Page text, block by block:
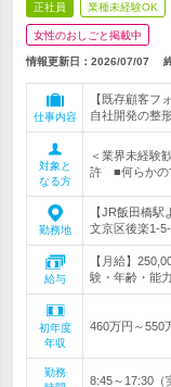
正社員 業種未経験OK
女性のおしごと掲載中
情報更新日：2026/07/07
仕事内容
【既存顧客フ
自社開発の整
対象と
なる方
＜業界未経験
許 ■何らかの
勤務地
【JR飯田橋
文京区後楽1-
給与
【月給】
験・年齢・能
初年度
年収
460万円～550
勤務
8:45～17:30（